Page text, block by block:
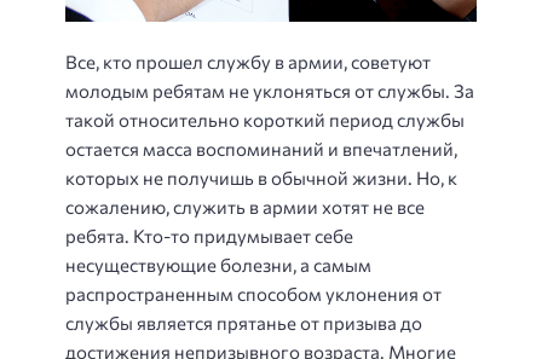
Все, кто прошел службу в армии, советуют
молодым ребятам не уклоняться от службы. За
такой относительно короткий период службы
остается масса воспоминаний и впечатлений,
которых не получишь в обычной жизни. Но, к
сожалению, служить в армии хотят не все
ребята. Кто-то придумывает себе
несуществующие болезни, а самым
распространенным способом уклонения от
службы является прятанье от призыва до
достижения непризывного возраста. Многие